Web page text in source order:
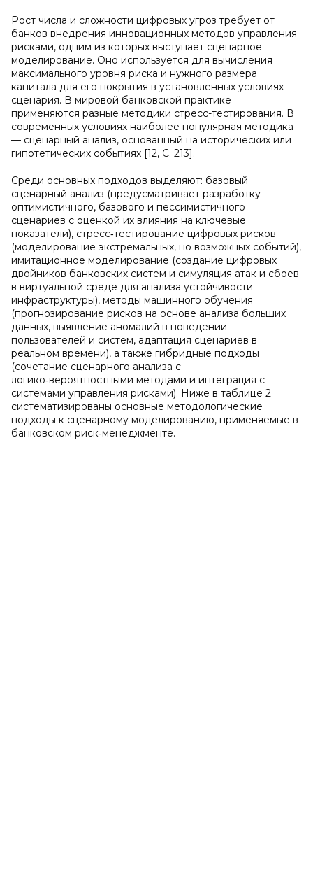
Рост числа и сложности цифровых угроз требует от
банков внедрения инновационных методов управления
рисками, одним из которых выступает сценарное
моделирование. Оно используется для вычисления
максимального уровня риска и нужного размера
капитала для его покрытия в установленных условиях
сценария. В мировой банковской практике
применяются разные методики стресс-тестирования. В
современных условиях наиболее популярная методика
— сценарный анализ, основанный на исторических или
гипотетических событиях [12, С. 213].
Среди основных подходов выделяют: базовый
сценарный анализ (предусматривает разработку
оптимистичного, базового и пессимистичного
сценариев с оценкой их влияния на ключевые
показатели), стресс‑тестирование цифровых рисков
(моделирование экстремальных, но возможных событий),
имитационное моделирование (создание цифровых
двойников банковских систем и симуляция атак и сбоев
в виртуальной среде для анализа устойчивости
инфраструктуры), методы машинного обучения
(прогнозирование рисков на основе анализа больших
данных, выявление аномалий в поведении
пользователей и систем, адаптация сценариев в
реальном времени), а также гибридные подходы
(сочетание сценарного анализа с
логико‑вероятностными методами и интеграция с
системами управления рисками). Ниже в таблице 2
систематизированы основные методологические
подходы к сценарному моделированию, применяемые в
банковском риск‑менеджменте.